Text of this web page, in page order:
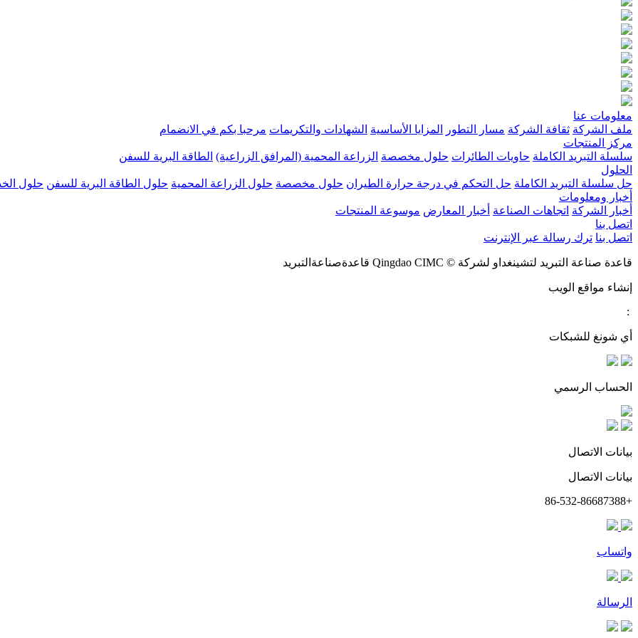
معلومات عنا
ملف الشركة ثقافة الشركة مسار التطور المزايا الأساسية الشهادات والتكريمات مرحبا بكم في الانضمام
مركز المنتجات
سلسلة التبريد الكاملة حاويات الطائرات حلول مخصصة الزراعة المحمية (المرافق الزراعية) الطاقة البرية للسفن
الحلول
حل سلسلة التبريد الكاملة حل التحكم في درجة حرارة الطيران حلول مخصصة حلول الزراعة المحمية حلول الطاقة البرية للسفن حلول
أخبار ومعلومات
أخبار الشركة اتجاهات الصناعة أخبار المعارض موسوعة المنتجات
اتصل بنا
اتصل بنا ترك رسالة عبر الإنترنت
قاعدة صناعة التبريد لتشينغداو لشركة © Qingdao CIMC قاعدةصناعةالتبريد
إنشاء مواقع الويب
:
أي شونغ للشبكات
الحساب الرسمي
بيانات الاتصال
بيانات الاتصال
+86-532-86687388
واتساب
الرسالة